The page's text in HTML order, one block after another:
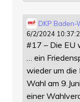
DKP Baden-
6/2/2024
#17 – Die EU
… ein
wieder um die
Wahl am
einer